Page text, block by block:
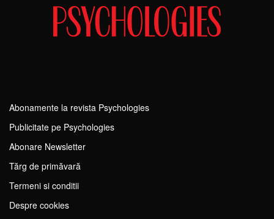
Abonamente la revista Psychologies
Publicitate pe Psychologies
Abonare Newsletter
Tărg de primăvară
Termeni si conditii
Despre cookies